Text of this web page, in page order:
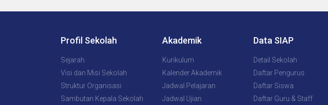
Profil Sekolah
Sejarah
Visi dan Misi Sekolah
Struktur Organisasi
Sambutan Kepala Sekolah
Akademik
Kurikulum
Kalender Akademik
Jadwal Pelajaran
Jadwal Ujian
Data SIAP
Detail Sekolah
Daftar Pengurus
Daftar Siswa
Daftar Guru & Staff